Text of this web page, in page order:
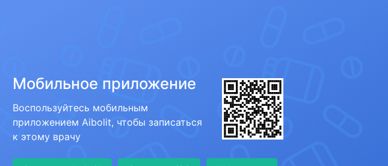
Мобильное приложение
Воспользуйтесь мобильным
приложением Aibolit, чтобы записаться
к этому врачу